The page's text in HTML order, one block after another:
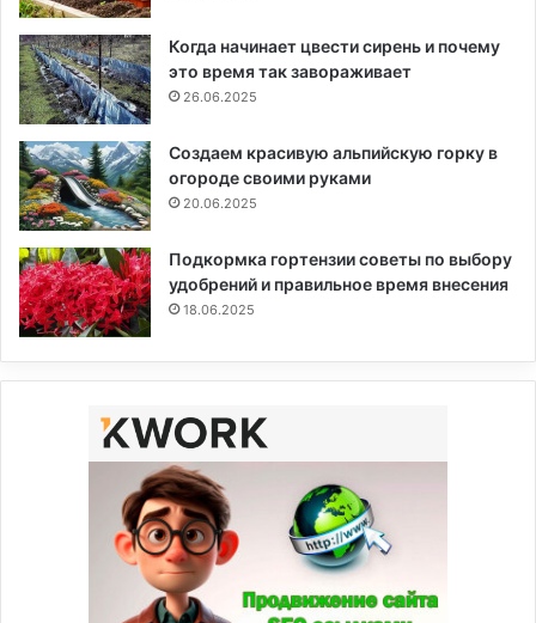
Когда начинает цвести сирень и почему
это время так завораживает
26.06.2025
Создаем красивую альпийскую горку в
огороде своими руками
20.06.2025
Подкормка гортензии советы по выбору
удобрений и правильное время внесения
18.06.2025